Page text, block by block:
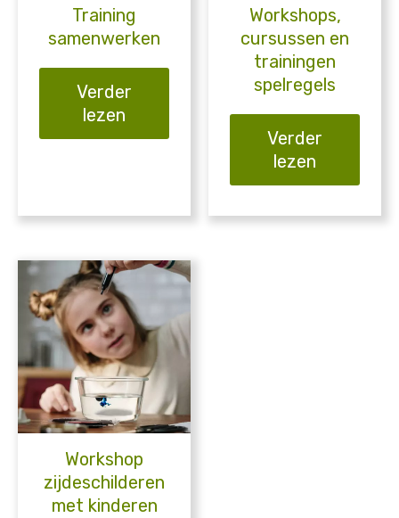
Training
samenwerken
Verder
lezen
Workshops,
cursussen en
trainingen
spelregels
Verder
lezen
Workshop
zijdeschilderen
met kinderen